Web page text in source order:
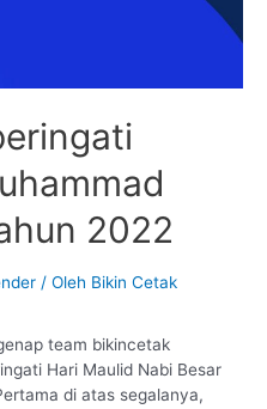
2022
/ Oleh Bikin Cetak
team bikincetak
Hari Maulid Nabi Besar
di atas segalanya,